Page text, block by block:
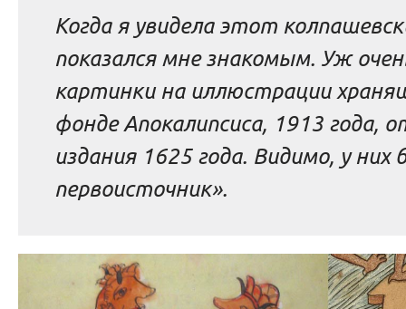
Когда я увидела этот
показался мне знакомым. Уж
картинки на иллюстрации
фонде Апокалипсиса, 1913 года,
издания 1625 года. Видимо, у
первоисточник».